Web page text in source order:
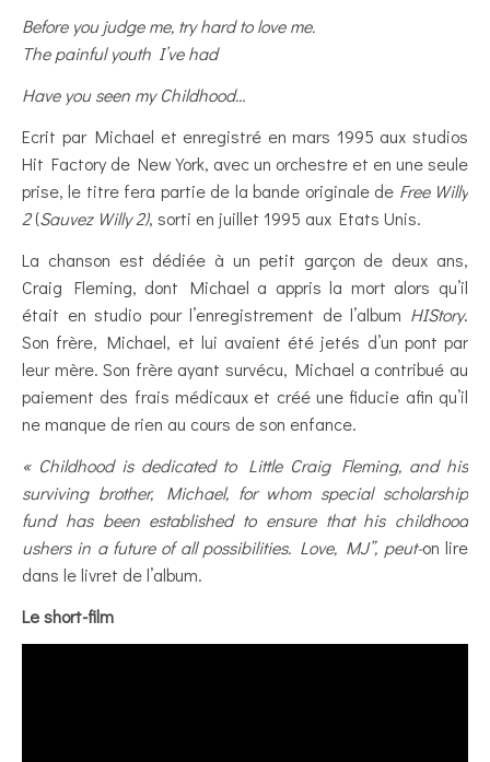
Before you judge me, try hard to love me.
The painful youth I’ve had
Have you seen my Childhood…
Ecrit par Michael et enregistré en mars 1995 aux studios
Hit Factory de New York, avec un orchestre et en une seule
prise, le titre fera partie de la bande originale de Free Willy
2(Sauvez Willy 2), sorti en juillet 1995 aux Etats Unis.
La chanson est dédiée à un petit garçon de deux ans,
Craig Fleming, dont Michael a appris la mort alors qu’il
était en studio pour l’enregistrement de l’album HIStory.
Son frère, Michael, et lui avaient été jetés d’un pont par
leur mère. Son frère ayant survécu, Michael a contribué au
paiement des frais médicaux et créé une fiducie afin qu’il
ne manque de rien au cours de son enfance.
« Childhood is dedicated to Little Craig Fleming, and his
surviving brother, Michael, for whom special scholarship
fund has been established to ensure that his childhood
ushers in a future of all possibilities. Love, MJ”, peut-on lire
dans le livret de l’album.
Le short-film